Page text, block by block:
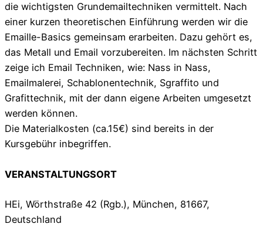
die wichtigsten Grundemailtechniken vermittelt. Nach
einer kurzen theoretischen Einführung werden wir die
Emaille-Basics gemeinsam erarbeiten. Dazu gehört es,
das Metall und Email vorzubereiten. Im nächsten Schritt
zeige ich Email Techniken, wie: Nass in Nass,
Emailmalerei, Schablonentechnik, Sgraffito und
Grafittechnik, mit der dann eigene Arbeiten umgesetzt
werden können.
Die Materialkosten (ca.15€) sind bereits in der
Kursgebühr inbegriffen.
VERANSTALTUNGSORT
HEi, Wörthstraße 42 (Rgb.), München, 81667,
Deutschland